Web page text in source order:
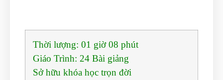
Thời lượng: 01 giờ 08 phút
Giáo Trình: 24 Bài giảng
Sở hữu khóa học trọn đời